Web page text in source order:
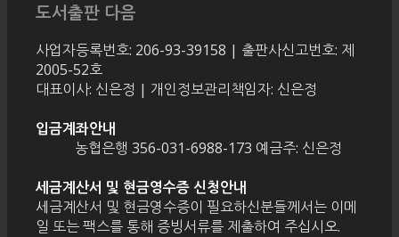
도서출판 다음
사업자등록번호: 206-93-39158 | 출판사신고번호: 제
2005-52호
대표이사: 신은정 | 개인정보관리책임자: 신은정
입금계좌안내
농협은행 356-031-6988-173 예금주: 신은정
세금계산서 및 현금영수증 신청안내
세금계산서 및 현금영수증이 필요하신분들께서는 이메
일 또는 팩스를 통해 증빙서류를 제출하여 주십시오.